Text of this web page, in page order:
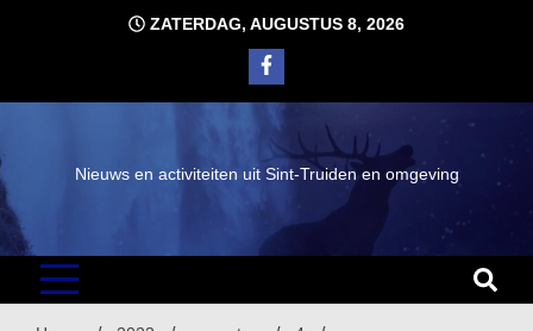
ZATERDAG, AUGUSTUS 8, 2026
Nieuws en activiteiten uit Sint-Truiden en omgeving